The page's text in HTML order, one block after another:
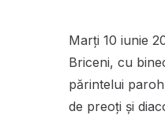
Marți 10 iunie
Briceni, cu
părintelui
de preoți și